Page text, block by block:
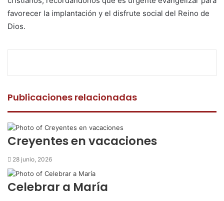
favorecer la implantación y el disfrute social del Reino de
Dios.
e
o
o
t
e
r
t
A
p
p
r
t
r
p
r
r
m
i
Publicaciones relacionadas
Creyentes en vacaciones
28 junio, 2026
Celebrar a María